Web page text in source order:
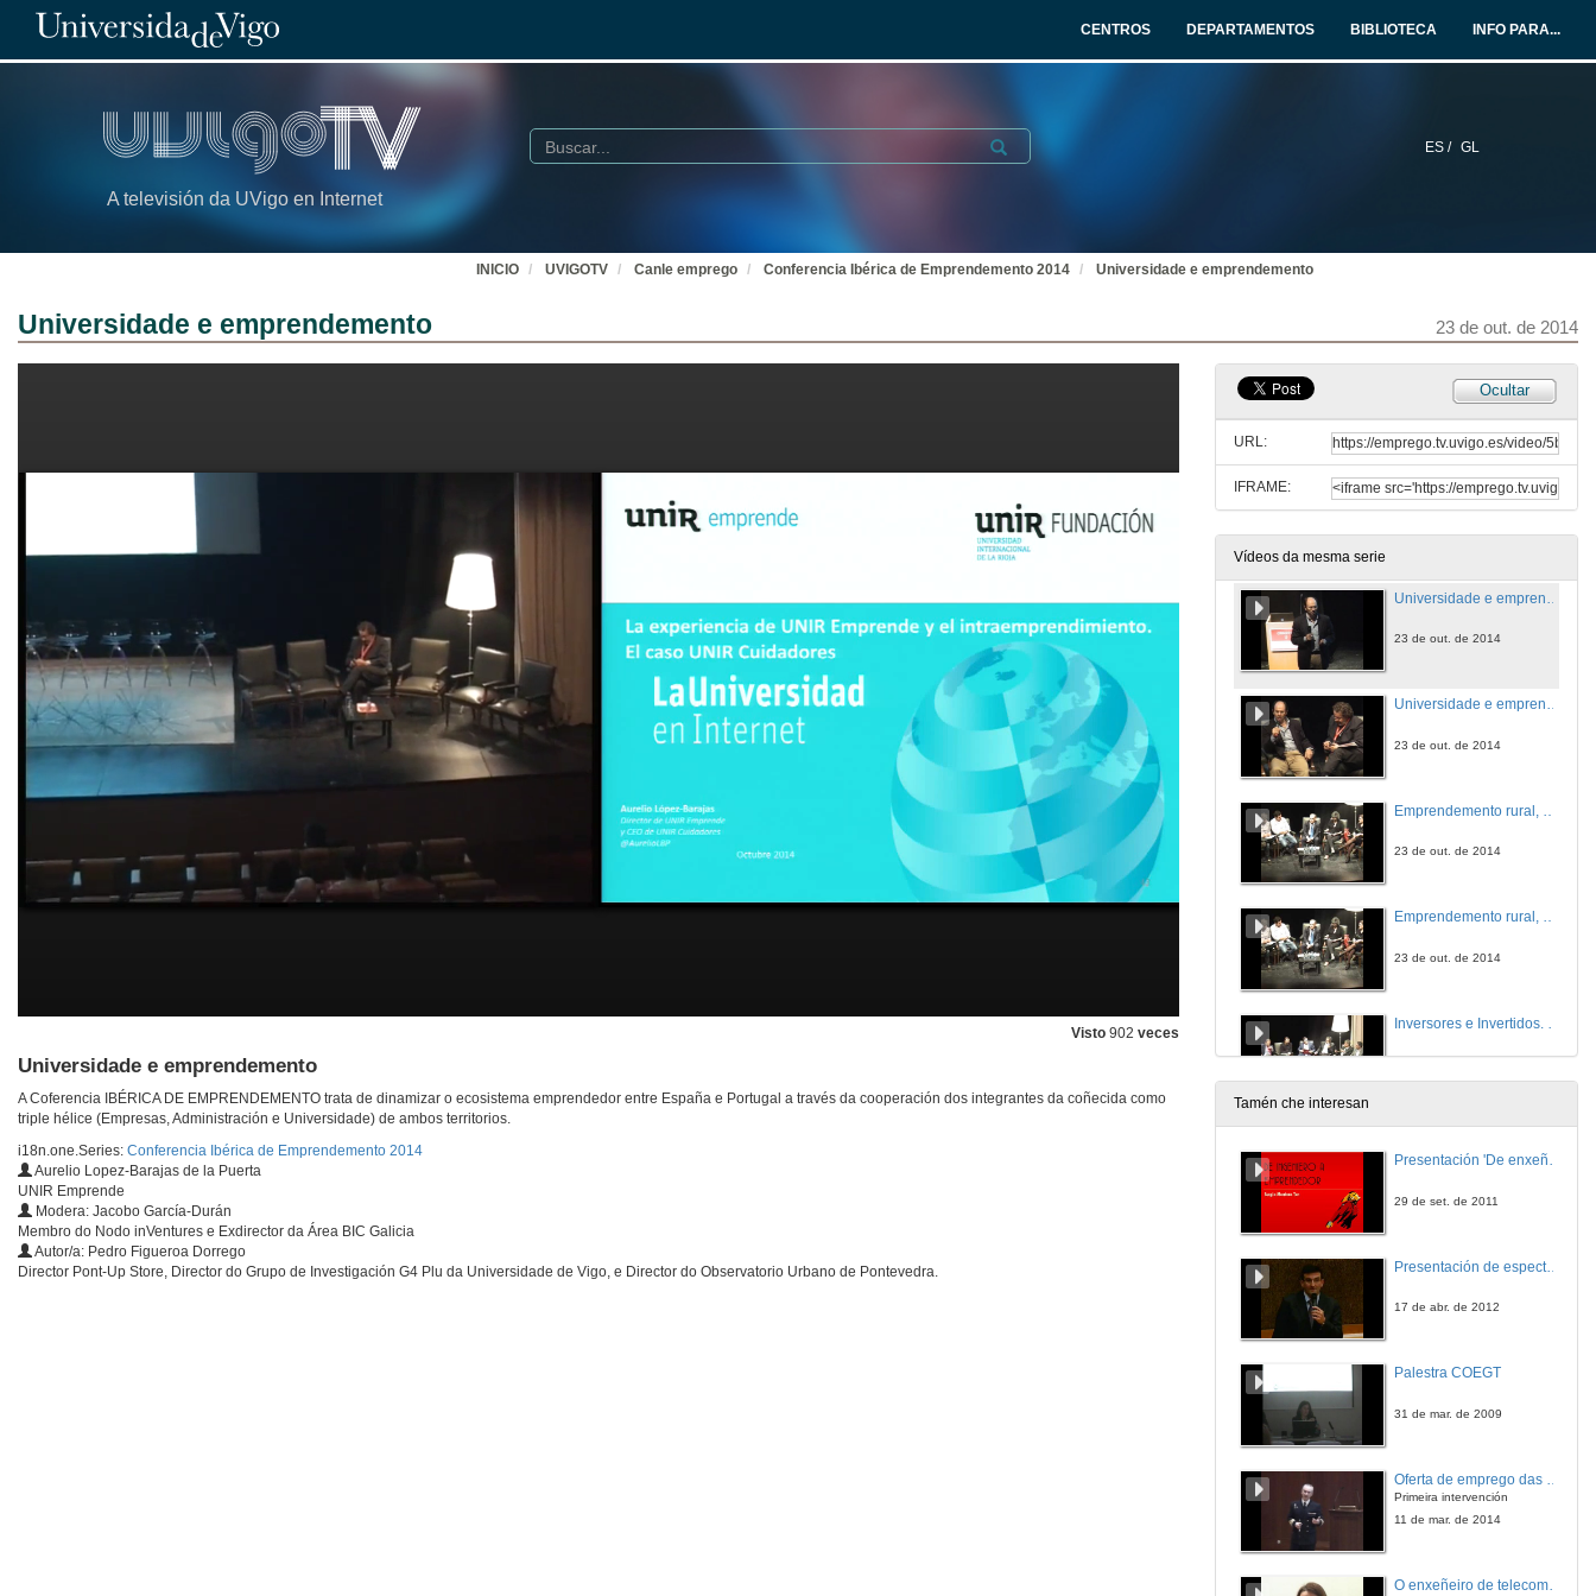
CENTROS DEPARTAMENTOS BIBLIOTECA INFO PARA...
A televisión da UVigo en Internet
ES / GL
Buscar Submit
INICIO UVIGOTV Canle emprego Conferencia Ibérica de Emprendemento 2014 Universidade e emprendemento
Universidade e emprendemento 23 de out. de 2014
Visto 902 veces
Universidade e emprendemento
A Coferencia IBÉRICA DE EMPRENDEMENTO trata de dinamizar o ecosistema emprendedor entre España e Portugal a través da cooperación dos integrantes da coñecida como
triple hélice (Empresas, Administración e Universidade) de ambos territorios.
i18n.one.Series: Conferencia Ibérica de Emprendemento 2014
Aurelio Lopez-Barajas de la Puerta
UNIR Emprende
Modera: Jacobo García-Durán
Membro do Nodo inVentures e Exdirector da Área BIC Galicia
Autor/a: Pedro Figueroa Dorrego
Director Pont-Up Store, Director do Grupo de Investigación G4 Plu da Universidade de Vigo, e Director do Observatorio Urbano de Pontevedra.
Ocultar
URL:
IFRAME:
Vídeos da mesma serie
Sesión de Apertura da Xornada Técnica
23 de out. de 2014
O ecosistema emprendedor. Intervención de Xosé Iglesias
O ecosistema emprendedor. Coloquio
23 de out. de 2014
23 de out. de 2014
Universidade e emprendemento. Cuestións
23 de out. de 2014
23 de out. de 2014
Emprendemento rural, urbano, social e cultural. Cuestións
23 de out. de 2014
Inversores e Invertidos. Cuestións
23 de out. de 2014
24 de out. de 2014
Tamén che interesan
Presentación 'De enxeñeiro a emprendedor, unha transformación posible'.
29 de set. de 2011
17 de abr. de 2012
Palestra COEGT
31 de mar. de 2009
Primeira intervención
11 de mar. de 2014
O enxeñeiro de telecomunicación no exercicio libre da profesión